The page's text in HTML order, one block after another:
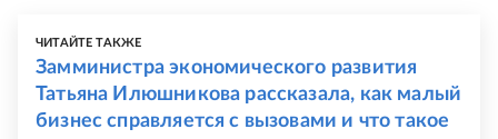
ЧИТАЙТЕ ТАКЖЕ
Замминистра экономического развития
Татьяна Илюшникова рассказала, как малый
бизнес справляется с вызовами и что такое